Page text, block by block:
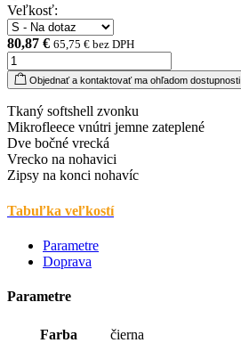
Veľkosť:
80,87 € 65,75 € bez DPH
Objednať a kontaktovať ma ohľadom dostupnosti
Tkaný softshell zvonku
Mikrofleece vnútri jemne zateplené
Dve bočné vrecká
Vrecko na nohavici
Zipsy na konci nohavíc
Tabuľka veľkostí
Parametre
Doprava
Parametre
Farba
čierna